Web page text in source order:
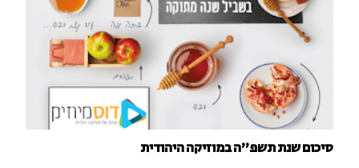
סיכום שנת תשפ"ה במוזיקה היהודית